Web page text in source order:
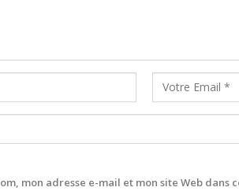
mon adresse e-mail et mon site Web dans